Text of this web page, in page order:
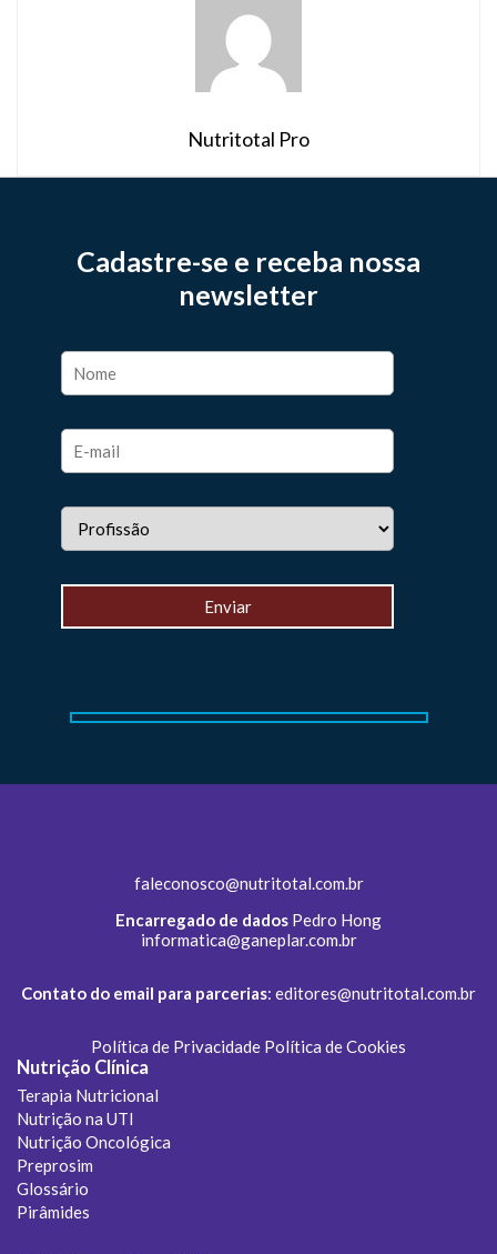
Nutritotal Pro
Cadastre-se e receba nossa
newsletter
faleconosco@nutritotal.com.br
Encarregado de dados Pedro Hong
informatica@ganeplar.com.br
Contato do email para parcerias: editores@nutritotal.com.br
Política de Privacidade Política de Cookies
Nutrição Clínica
Terapia Nutricional
Nutrição na UTI
Nutrição Oncológica
Preprosim
Glossário
Pirâmides